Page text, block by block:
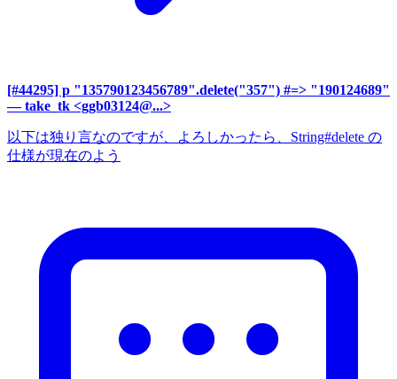
[#44295] p "135790123456789".delete("357") #=> "190124689"
— take_tk <ggb03124@...>
以下は独り言なのですが、よろしかったら、String#delete の
仕様が現在のよう